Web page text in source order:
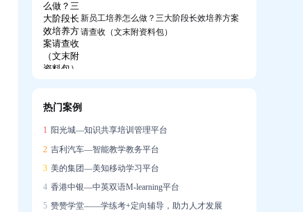
新员工培养怎么做？三大阶段长效培养方案
请查收（文末附资料包）
快速成长？
热门案例
1 阳光城—知识共享培训管理平台
2 吉利汽车—智能教学教务平台
3 美的集团—美知移动学习平台
4 香港中银—中英双语M-learning平台
5 赞赞学堂——学练考+定向辅导，助力人才发展